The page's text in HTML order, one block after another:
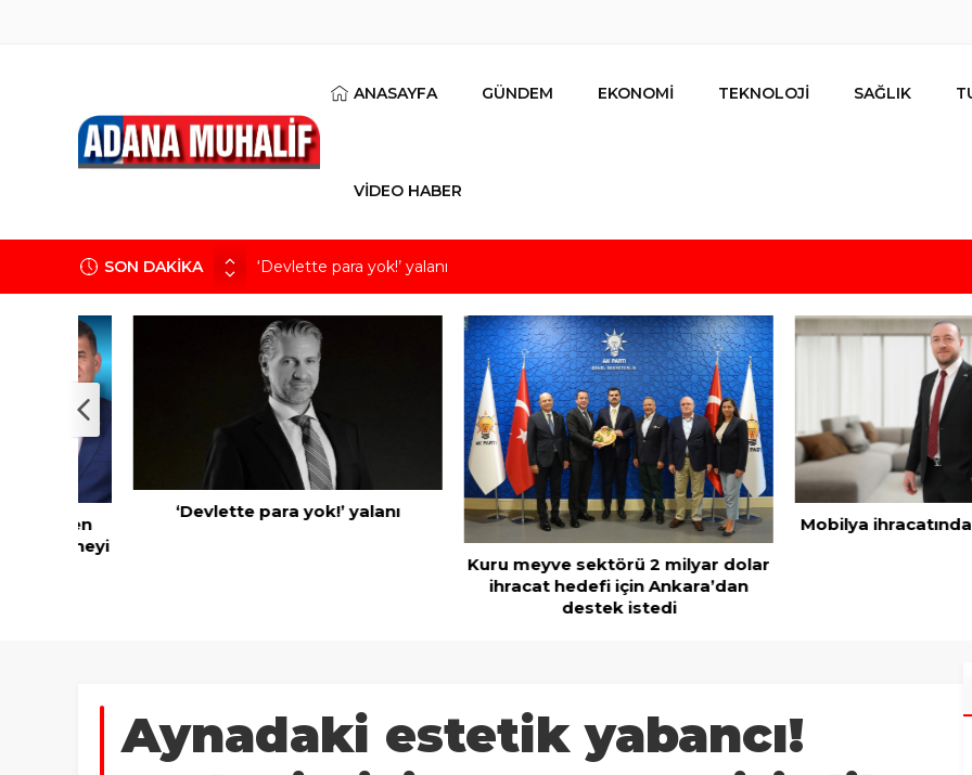
ANASAYFA GÜNDEM EKONOMİ TEKNOLOJİ SAĞLIK
VİDEO HABER
SON DAKİKA
‘Devlette para yok!’ yalanı
Kuru meyve sektörü 2 milyar dolar ihracat hedefi için Ankara’dan destek istedi
Mobilya ihracatında Avrupa ivmesi
Göz için “Akıllı Mercek” herkes için uygun mu?
Devletin iki bilançosu: Görünen bütçe, bütçe dışı riskler ve hazineyi bekleyen yük
‘Devlette para yok!’ yalanı
Kuru meyve sektörü 2 milyar dolar
ihracat hedefi için Ankara’dan
destek istedi
Mobilya ihracatında
Aynadaki estetik yabancı!